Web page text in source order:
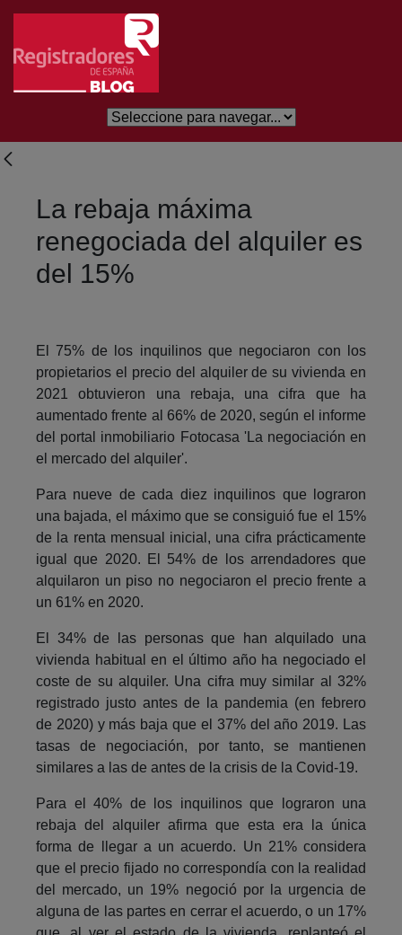
Saltar al contenido principal
La rebaja máxima
renegociada del alquiler es
del 15%
El 75% de los inquilinos que negociaron con los
propietarios el precio del alquiler de su vivienda en
2021 obtuvieron una rebaja, una cifra que ha
aumentado frente al 66% de 2020, según el informe
del portal inmobiliario Fotocasa 'La negociación en
el mercado del alquiler'.
Para nueve de cada diez inquilinos que lograron
una bajada, el máximo que se consiguió fue el 15%
de la renta mensual inicial, una cifra prácticamente
igual que 2020. El 54% de los arrendadores que
alquilaron un piso no negociaron el precio frente a
un 61% en 2020.
El 34% de las personas que han alquilado una
vivienda habitual en el último año ha negociado el
coste de su alquiler. Una cifra muy similar al 32%
registrado justo antes de la pandemia (en febrero
de 2020) y más baja que el 37% del año 2019. Las
tasas de negociación, por tanto, se mantienen
similares a las de antes de la crisis de la Covid-19.
Para el 40% de los inquilinos que lograron una
rebaja del alquiler afirma que esta era la única
forma de llegar a un acuerdo. Un 21% considera
que el precio fijado no correspondía con la realidad
del mercado, un 19% negoció por la urgencia de
alguna de las partes en cerrar el acuerdo, o un 17%